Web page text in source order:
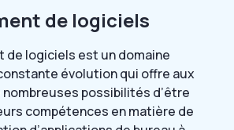
de logiciels
de logiciels est un domaine
évolution qui offre aux
possibilités d’être
compétences en matière de